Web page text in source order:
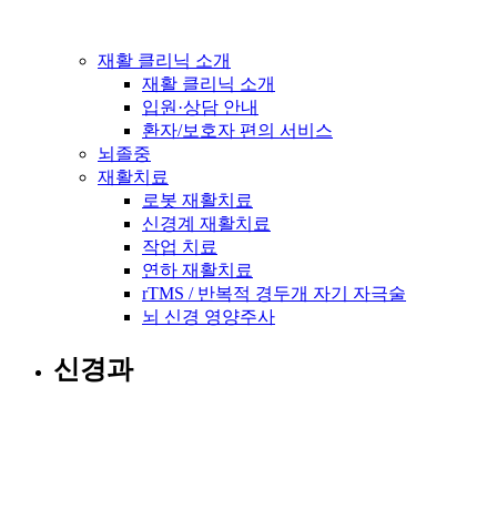
재활 클리닉 소개
재활 클리닉 소개
입원·상담 안내
환자/보호자 편의 서비스
뇌졸중
재활치료
로봇 재활치료
신경계 재활치료
작업 치료
연하 재활치료
rTMS / 반복적 경두개 자기 자극술
뇌 신경 영양주사
신경과